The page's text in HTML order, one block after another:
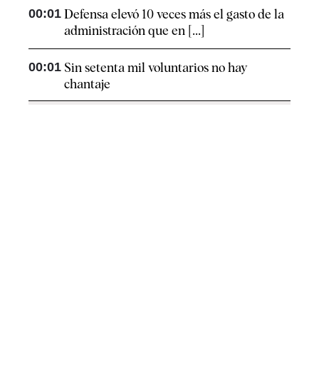
00:01 Defensa elevó 10 veces más el gasto de la
administración que en [...]
00:01 Sin setenta mil voluntarios no hay
chantaje